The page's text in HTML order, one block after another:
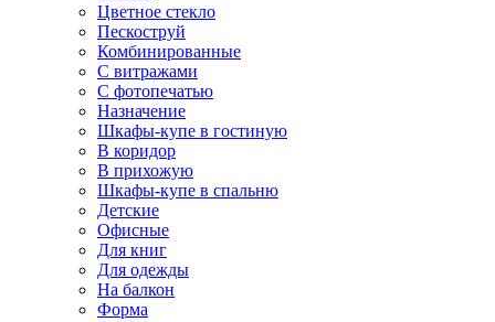
Цветное стекло
Пескоструй
Комбинированные
С витражами
С фотопечатью
Назначение
Шкафы-купе в гостиную
В коридор
В прихожую
Шкафы-купе в спальню
Детские
Офисные
Для книг
Для одежды
На балкон
Форма